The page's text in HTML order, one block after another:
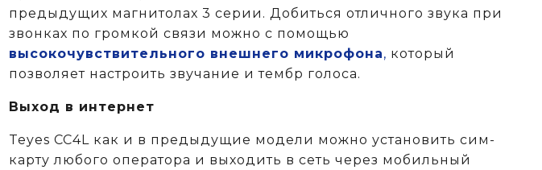
предыдущих магнитолах 3 серии. Добиться отличного звука при
звонках по громкой связи можно с помощью
высокочувствительного внешнего микрофона, который
позволяет настроить звучание и тембр голоса.
Выход в интернет
Teyes CC4L как и в предыдущие модели можно установить сим-
карту любого оператора и выходить в сеть через мобильный